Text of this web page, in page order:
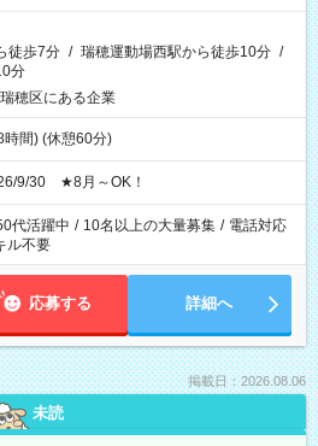
徒歩7分 / 瑞穂運動場西駅から徒歩10分 /
分
穂区にある企業
間) (休憩60分)
9/30 ★8月～OK！
代活躍中 / 10名以上の大量募集 / 電話対応
ル不要
応募する 詳細へ
掲載日：2026.08.06
未読